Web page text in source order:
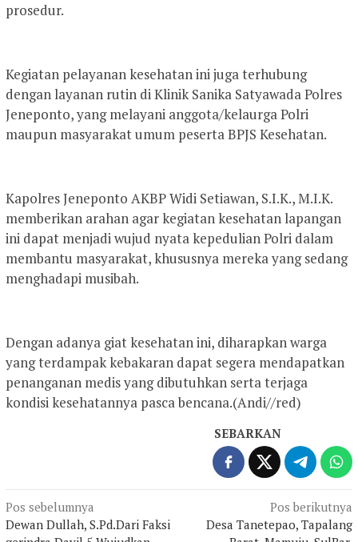
prosedur.
Kegiatan pelayanan kesehatan ini juga terhubung
dengan layanan rutin di Klinik Sanika Satyawada Polres
Jeneponto, yang melayani anggota/kelaurga Polri
maupun masyarakat umum peserta BPJS Kesehatan.
Kapolres Jeneponto AKBP Widi Setiawan, S.I.K., M.I.K.
memberikan arahan agar kegiatan kesehatan lapangan
ini dapat menjadi wujud nyata kepedulian Polri dalam
membantu masyarakat, khususnya mereka yang sedang
menghadapi musibah.
Dengan adanya giat kesehatan ini, diharapkan warga
yang terdampak kebakaran dapat segera mendapatkan
penanganan medis yang dibutuhkan serta terjaga
kondisi kesehatannya pasca bencana.(Andi//red)
SEBARKAN
Navigasi
pos
Pos sebelumnya
Dewan Dullah, S.Pd.Dari Faksi
Pos berikutnya
Desa Tanetepao, Tapalang